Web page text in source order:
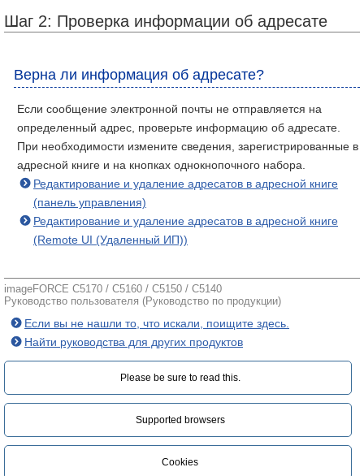
Шаг 2: Проверка информации об адресате
Верна ли информация об адресате?
Если сообщение электронной почты не отправляется на
определенный адрес, проверьте информацию об адресате.
При необходимости измените сведения, зарегистрированные в
адресной книге и на кнопках однокнопочного набора.
Редактирование и удаление адресатов в адресной книге
(панель управления)
Редактирование и удаление адресатов в адресной книге
(Remote UI (Удаленный ИП))
imageFORCE C5170 / C5160 / C5150 / C5140
Руководство пользователя (Руководство по продукции)
Если вы не нашли то, что искали, поищите здесь.
Найти руководства для других продуктов
Please be sure to read this.‎
Supported browsers
Cookies